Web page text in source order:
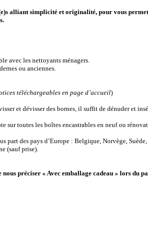
alliant simplicité et originalité, pour vous
avec les nettoyants ménagers.
ou anciennes.
téléchargeables en page d’accueil)
et dévisser des bornes, il suffit de dénuder et
sur toutes les boîtes encastrables en neuf ou
des pays d’Europe : Belgique, Norvège, Suède,
(sauf prise).
préciser « Avec emballage cadeau » lors du